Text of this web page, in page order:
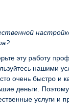
эту работу
нашими
очень быстро и
деньги.
услуги и